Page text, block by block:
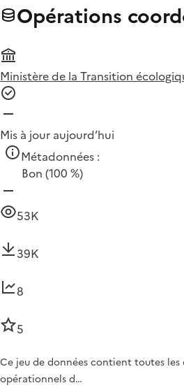
Opérations
Ministère de la Transition
Mis à jour aujourd’hui
Métadonnées :
Bon (100 %)
53K
39K
8
5
Ce jeu de données contient toutes les
opérationnels d…